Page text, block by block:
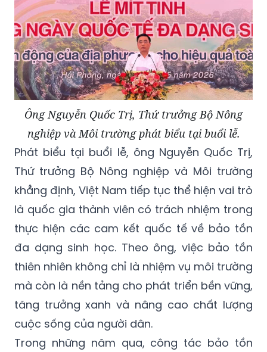
Ông Nguyễn Quốc Trị, Thứ trưởng Bộ Nông
nghiệp và Môi trường phát biểu tại buổi lễ.
Phát biểu tại buổi lễ, ông Nguyễn Quốc Trị,
Thứ trưởng Bộ Nông nghiệp và Môi trường
khẳng định, Việt Nam tiếp tục thể hiện vai trò
là quốc gia thành viên có trách nhiệm trong
thực hiện các cam kết quốc tế về bảo tồn
đa dạng sinh học. Theo ông, việc bảo tồn
thiên nhiên không chỉ là nhiệm vụ môi trường
mà còn là nền tảng cho phát triển bền vững,
tăng trưởng xanh và nâng cao chất lượng
cuộc sống của người dân.
Trong những năm qua, công tác bảo tồn